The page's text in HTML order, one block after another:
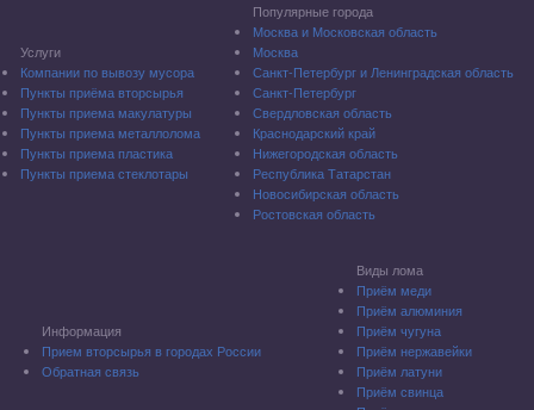
Услуги
Компании по вывозу мусора
Пункты приёма вторсырья
Пункты приема макулатуры
Пункты приема металлолома
Пункты приема пластика
Пункты приема стеклотары
Популярные города
Москва и Московская область
Москва
Санкт-Петербург и Ленинградская область
Санкт-Петербург
Свердловская область
Краснодарский край
Нижегородская область
Республика Татарстан
Новосибирская область
Ростовская область
Информация
Прием вторсырья в городах России
Обратная связь
Виды лома
Приём меди
Приём алюминия
Приём чугуна
Приём нержавейки
Приём латуни
Приём свинца